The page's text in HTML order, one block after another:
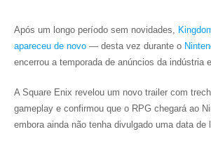
Após um longo período sem novidades,
apareceu de novo — desta vez durante o
encerrou a temporada de anúncios da indústria
A Square Enix revelou um novo trailer com
gameplay e confirmou que o RPG chegará ao
embora ainda não tenha divulgado uma data de